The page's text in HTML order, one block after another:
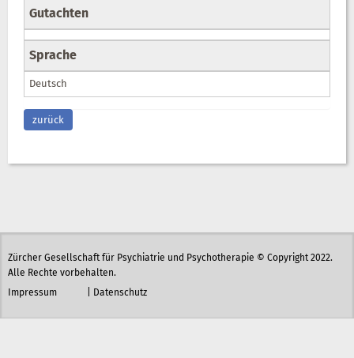
Gutachten
Sprache
Deutsch
zurück
Zürcher Gesellschaft für Psychiatrie und Psychotherapie © Copyright 2022.
Alle Rechte vorbehalten.
Impressum
| Datenschutz